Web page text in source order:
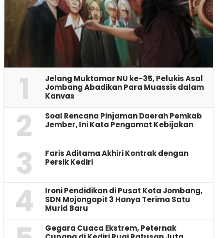
1
Jelang Muktamar NU ke-35, Pelukis Asal
Jombang Abadikan Para Muassis dalam
Kanvas
2
‎Soal Rencana Pinjaman Daerah Pemkab
Jember, Ini Kata Pengamat Kebijakan ‎
3
Faris Aditama Akhiri Kontrak dengan
Persik Kediri
4
Ironi Pendidikan di Pusat Kota Jombang,
SDN Mojongapit 3 Hanya Terima Satu
Murid Baru
‎Gegara Cuaca Ekstrem, Peternak